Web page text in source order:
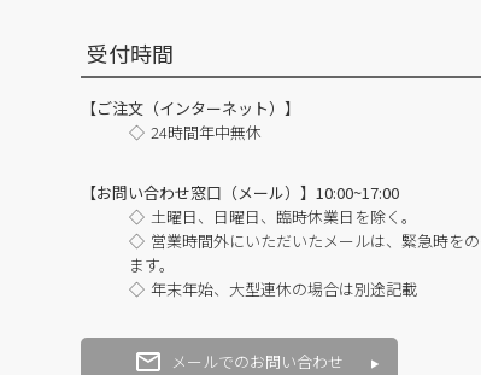
受付時間
【ご注文（インターネット）】
24時間年中無休
【お問い合わせ窓口（メール）】10:00~17:00
土曜日、日曜日、臨時休業日を除く。
営業時間外にいただいたメールは、緊急時を
ます。
年末年始、大型連休の場合は別途記載
メールでのお問い合わせ